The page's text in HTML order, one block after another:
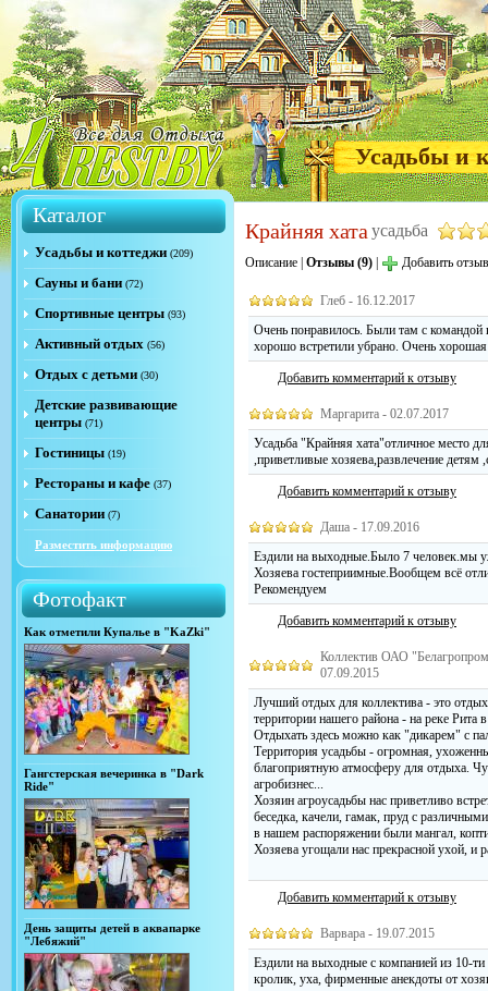
Усадьбы и
Каталог
Усадьбы и коттеджи (209)
Сауны и бани (72)
Спортивные центры (93)
Активный отдых (56)
Отдых с детьми (30)
Детские развивающие
центры (71)
Гостиницы (19)
Рестораны и кафе (37)
Санатории (7)
Разместить информацию
Фотофакт
Как отметили Купалье в "KaZki"
Гангстерская вечеринка в "Dark
Ride"
День защиты детей в аквапарке
"Лебяжий"
Крайняя хата усадьба
Описание Отзывы (9) Добавить отзыв
Глеб - 16.12.2017
Очень понравилось. Были там с
хорошо встретили убрано. Очень
Добавить комментарий к отзыву
Маргарита - 02.07.2017
Усадьба "Крайняя хата"отличное место
,приветливые хозяева,развлечение детям
Добавить комментарий к отзыву
Даша - 17.09.2016
Ездили на выходные.Было 7 человек.мы
Хозяева гостеприимные.Вообщем всё
Рекомендуем
Добавить комментарий к отзыву
Коллектив ОАО
07.09.2015
Лучший отдых для коллектива - это
территории нашего района - на реке Рита
Отдыхать здесь можно как "дикарем" с
Территория усадьбы - огромная,
благоприятную атмосферу для отдыха.
агробизнес...
Хозяин агроусадьбы нас приветливо
беседка, качели, гамак, пруд с
в нашем распоряжении были мангал,
Хозяева угощали нас прекрасной ухой, и
Добавить комментарий к отзыву
Варвара - 19.07.2015
Ездили на выходные с компанией из 10-
кролик, уха, фирменные анекдоты от